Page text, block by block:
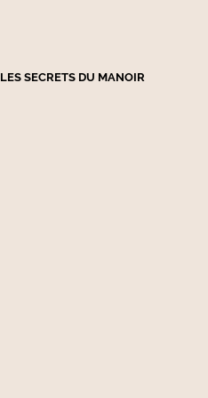
LES SECRETS DU MANOIR